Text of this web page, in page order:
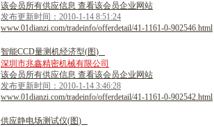
该会员所有供应信息 查看该会员企业网站
发布更新时间：2010-1-14 8:51:24
www.01dianzi.com/tradeinfo/offerdetail/41-1161-0-902546.html
智能CCD量测机经济型(图)
深圳市兆鑫精密机械有限公司
该会员所有供应信息 查看该会员企业网站
发布更新时间：2010-1-14 3:46:28
www.01dianzi.com/tradeinfo/offerdetail/41-1161-0-902542.html
供应静电场测试仪(图)